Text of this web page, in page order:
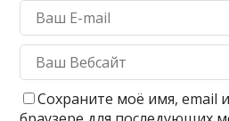
Сохраните моё имя, email